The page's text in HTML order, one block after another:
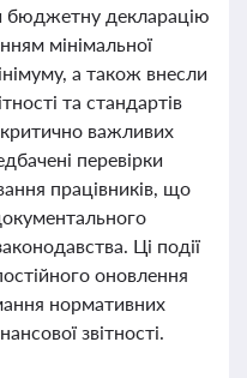
бюджетну декларацію
мінімальної
а також внесли
та стандартів
важливих
перевірки
працівників, що
Ці події
оновлення
нормативних
звітності.